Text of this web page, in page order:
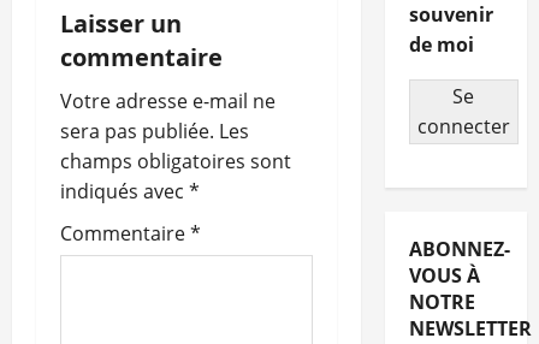
g
a
t
i
o
Laisser un
commentaire
Votre adresse e-mail ne
sera pas publiée. Les
champs obligatoires sont
indiqués avec *
Commentaire*
souvenir
de moi
Se
connecter
ABONNEZ-
VOUS À
NOTRE
NEWSLETTER